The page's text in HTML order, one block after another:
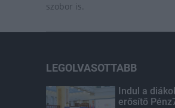
szobor is.
LEGOLVASOTTABB
Indul a
erősítő